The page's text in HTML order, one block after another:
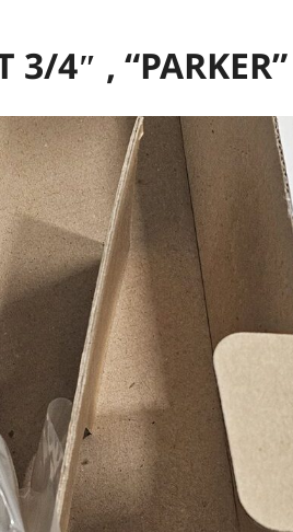
4″ , “PARKER”